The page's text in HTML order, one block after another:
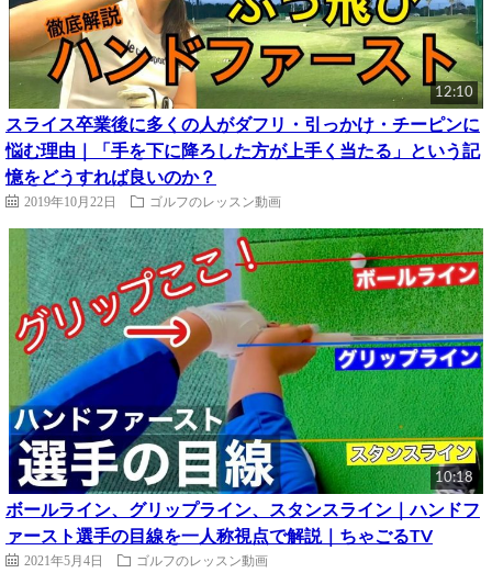
12:10
スライス卒業後に多くの人がダフリ・引っかけ・チーピンに
悩む理由｜「手を下に降ろした方が上手く当たる」という記
憶をどうすれば良いのか？
2019年10月22日 ゴルフのレッスン動画
10:18
ボールライン、グリップライン、スタンスライン｜ハンドフ
ァースト選手の目線を一人称視点で解説｜ちゃごるTV
2021年5月4日 ゴルフのレッスン動画